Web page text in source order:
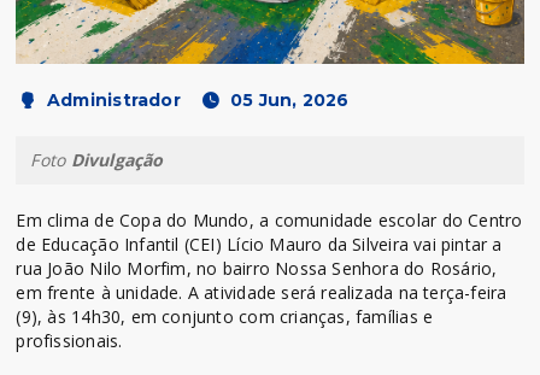
Administrador 05 Jun, 2026
Foto Divulgação
Em clima de Copa do Mundo, a comunidade escolar do Centro
de Educação Infantil (CEI) Lício Mauro da Silveira vai pintar a
rua João Nilo Morfim, no bairro Nossa Senhora do Rosário,
em frente à unidade. A atividade será realizada na terça-feira
(9), às 14h30, em conjunto com crianças, famílias e
profissionais.